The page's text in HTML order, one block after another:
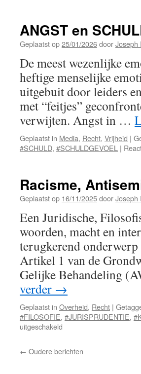
ANGST en
Geplaatst op25/01/2026doorJoseph
De meest wezenlijke
heftige menselijke
uitgebuit door leiders
met “feitjes”
verwijten. Angst in …
Geplaatst in Media, Recht, Vrijheid |
#SCHULD, #SCHULDGEVOEL |
Racisme,
Geplaatst op 16/11/2025doorJoseph
Een Juridische,
woorden, macht en
terugkerend
Artikel 1 van de
Gelijke Behandeling
verder →
Geplaatst in Overheid, Recht |
#FILOSOFIE, #JURISPRUDENTIE,
uitgeschakeld
en
← Oudere berichten